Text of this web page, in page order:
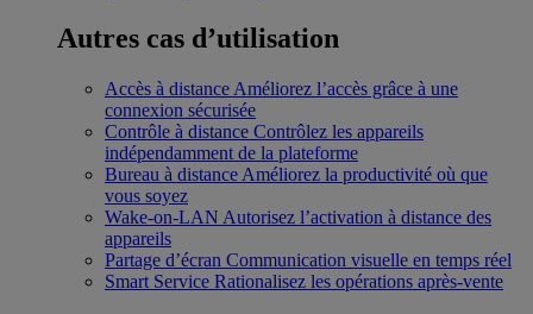
Autres cas d’utilisation
Accès à distance Améliorez l’accès grâce à une
connexion sécurisée
Contrôle à distance Contrôlez les appareils
indépendamment de la plateforme
Bureau à distance Améliorez la productivité où que
vous soyez
Wake-on-LAN Autorisez l’activation à distance des
appareils
Partage d’écran Communication visuelle en temps réel
Smart Service Rationalisez les opérations après-vente